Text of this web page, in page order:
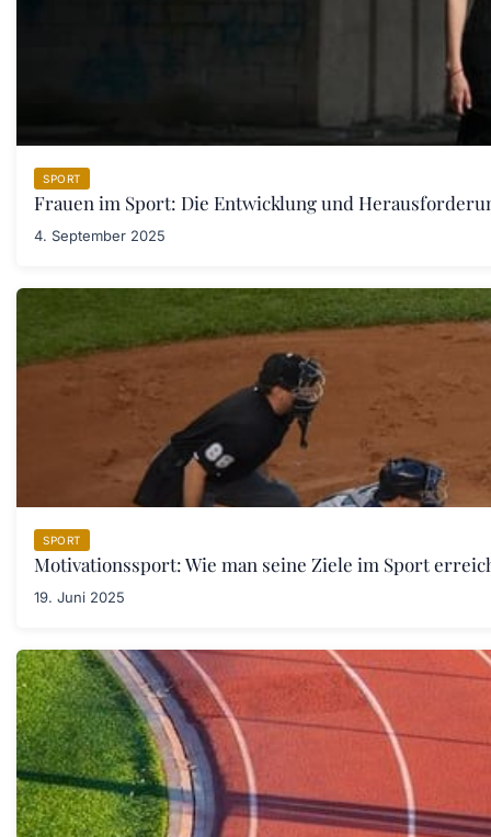
SPORT
Frauen im Sport: Die Entwicklung und
4. September 2025
SPORT
Motivationssport: Wie man seine Ziele im Sport
19. Juni 2025